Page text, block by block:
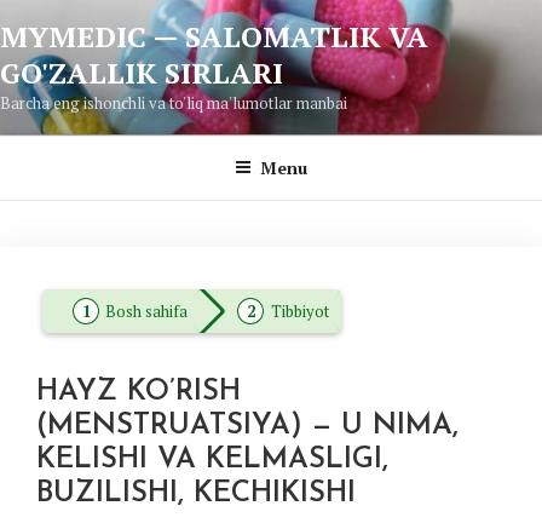
to
content
MYMEDIC — SALOMATLIK VA
GO'ZALLIK SIRLARI
Barcha eng ishonchli va to'liq ma'lumotlar manbai
Menu
Bosh sahifa Tibbiyot
HAYZ KO’RISH
(MENSTRUATSIYA) — U NIMA,
KELISHI VA KELMASLIGI,
BUZILISHI, KECHIKISHI